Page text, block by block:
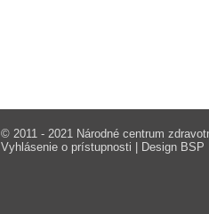
© 2011 - 2021 Národné centrum
Vyhlásenie o prístupnosti | Design BSP